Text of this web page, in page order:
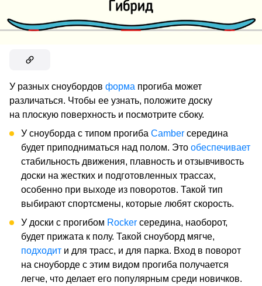
У разных сноубордов форма прогиба может
различаться. Чтобы ее узнать, положите доску
на плоскую поверхность и посмотрите сбоку.
У сноуборда с типом прогиба Camber середина
будет приподниматься над полом. Это обеспечивает
стабильность движения, плавность и отзывчивость
доски на жестких и подготовленных трассах,
особенно при выходе из поворотов. Такой тип
выбирают спортсмены, которые любят скорость.
У доски с прогибом Rocker середина, наоборот,
будет прижата к полу. Такой сноуборд мягче,
подходит и для трасс, и для парка. Вход в поворот
на сноуборде с этим видом прогиба получается
легче, что делает его популярным среди новичков.